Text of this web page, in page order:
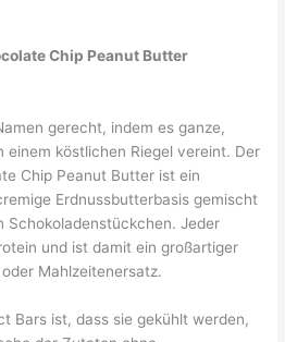
Chip Peanut Butter
gerecht, indem es ganze,
köstlichen Riegel vereint. Der
Chip Peanut Butter ist ein
Erdnussbutterbasis gemischt
Schokoladenstückchen. Jeder
und ist damit ein großartiger
Mahlzeitenersatz.
Bars ist, dass sie gekühlt werden,